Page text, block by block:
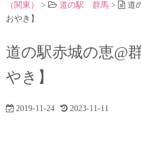
（関東）
> 道の駅 群馬 >
道
おやき】
道の駅赤城の恵@
やき】
2019-11-24 2023-11-11